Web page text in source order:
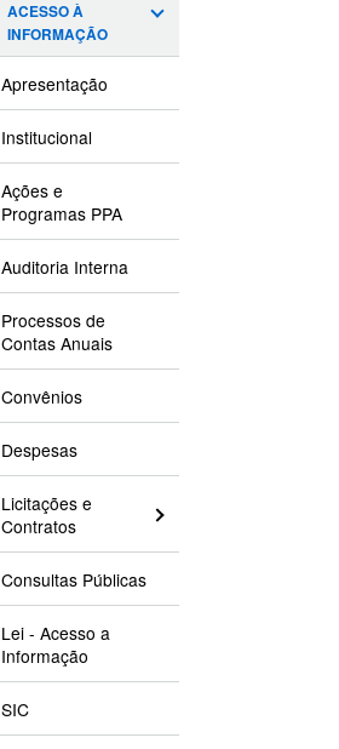
ACESSO À
INFORMAÇÃO
Apresentação
Institucional
Ações e
Programas PPA
Auditoria Interna
Processos de
Contas Anuais
Convênios
Despesas
Licitações e
Contratos
Consultas Públicas
Lei - Acesso a
Informação
SIC